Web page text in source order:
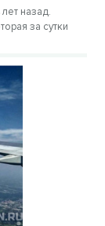
назад.
за сутки